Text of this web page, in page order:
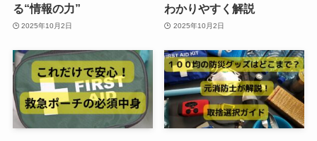
る“情報の力”
2025年10月2日
わかりやすく解説
2025年10月2日